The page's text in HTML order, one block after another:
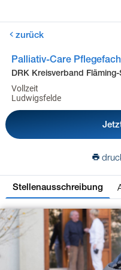
zurück
Palliativ-Care
DRK Kreisverband
Vollzeit
Ludwigsfelde
Stellenausschreibung